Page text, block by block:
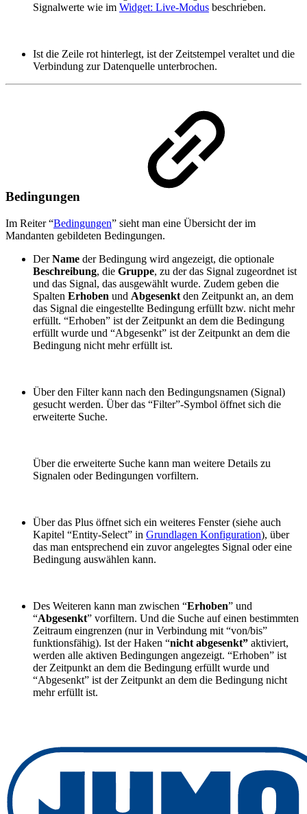
Signalwerte wie im Widget: Live-Modus beschrieben.
Ist die Zeile rot hinterlegt, ist der Zeitstempel veraltet und die
Verbindung zur Datenquelle unterbrochen.
Bedingungen
Im Reiter “Bedingungen” sieht man eine Übersicht der im
Mandanten gebildeten Bedingungen.
DerName der Bedingung wird angezeigt, die optionale
Beschreibung, die Gruppe, zu der das Signal zugeordnet ist
und das Signal, das ausgewählt wurde. Zudem geben die
Spalten Erhoben und Abgesenkt den Zeitpunkt an, an dem
das Signal die eingestellte Bedingung erfüllt bzw. nicht mehr
erfüllt. “Erhoben” ist der Zeitpunkt an dem die Bedingung
erfüllt wurde und “Abgesenkt” ist der Zeitpunkt an dem die
Bedingung nicht mehr erfüllt ist.
Über den Filter kann nach den Bedingungsnamen (Signal)
gesucht werden. Über das “Filter”-Symbol öffnet sich die
erweiterte Suche.
Über die erweiterte Suche kann man weitere Details zu
Signalen oder Bedingungen vorfiltern.
Über das Plus öffnet sich ein weiteres Fenster (siehe auch
Kapitel “Entity-Select” in Grundlagen Konfiguration), über
das man entsprechend ein zuvor angelegtes Signal oder eine
Bedingung auswählen kann.
Des Weiteren kann man zwischen “Erhoben” und
“Abgesenkt” vorfiltern. Und die Suche auf einen bestimmten
Zeitraum eingrenzen (nur in Verbindung mit “von/bis”
funktionsfähig). Ist der Haken “nicht abgesenkt” aktiviert,
werden alle aktiven Bedingungen angezeigt. “Erhoben” ist
der Zeitpunkt an dem die Bedingung erfüllt wurde und
“Abgesenkt” ist der Zeitpunkt an dem die Bedingung nicht
mehr erfüllt ist.